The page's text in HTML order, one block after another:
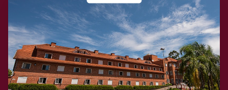
Vinícolas
Veja agora… →